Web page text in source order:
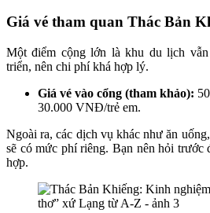
Giá vé tham quan Thác Bản
Một điểm cộng lớn là khu du lịch
triển, nên chi phí khá hợp lý.
Giá vé vào cổng (tham khảo):
30.000 VNĐ/trẻ em.
Ngoài ra, các dịch vụ khác như ăn
sẽ có mức phí riêng. Bạn nên hỏi trước
hợp.